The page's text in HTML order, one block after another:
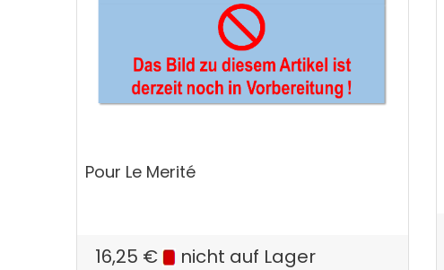
Pour Le Merité
16,25 € nicht auf Lager